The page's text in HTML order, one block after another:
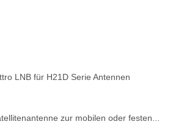
LNB für H21D Serie Antennen